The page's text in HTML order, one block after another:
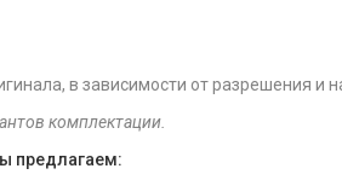
в зависимости от разрешения
комплектации.
предлагаем: